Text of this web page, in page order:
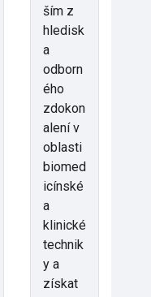
ším z
hledisk
a
odborn
ého
zdokon
alení v
oblasti
biomed
icínské
a
klinické
technik
y a
získat